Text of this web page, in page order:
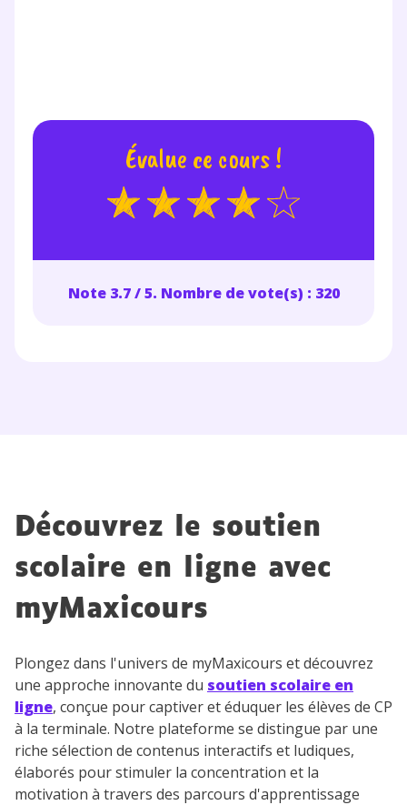
Évalue ce cours !
Note 3.7 / 5. Nombre de vote(s) : 320
Découvrez le soutien
scolaire en ligne avec
myMaxicours
Plongez dans l'univers de myMaxicours et découvrez
une approche innovante du soutien scolaire en
ligne, conçue pour captiver et éduquer les élèves de CP
à la terminale. Notre plateforme se distingue par une
riche sélection de contenus interactifs et ludiques,
élaborés pour stimuler la concentration et la
motivation à travers des parcours d'apprentissage